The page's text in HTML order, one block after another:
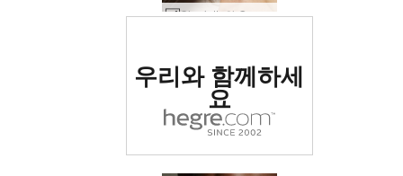
Charlotta와 Goro 큰 검정 수탉 배려 #22
로 평가됨
우리와 함께하세
요